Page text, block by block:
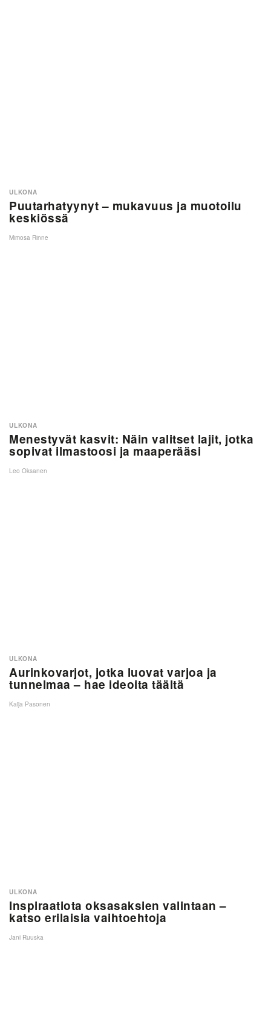
Puutarhatyynyt – mukavuus ja muotoilu
keskiössä
ULKONA
Mimosa Rinne
Menestyvät kasvit: Näin valitset lajit, jotka
sopivat ilmastoosi ja maaperääsi
ULKONA
Leo Oksanen
Aurinkovarjot, jotka luovat varjoa ja
tunnelmaa – hae ideoita täältä
ULKONA
Kaija Pasonen
Inspiraatiota oksasaksien valintaan –
katso erilaisia vaihtoehtoja
ULKONA
Jani Ruuska